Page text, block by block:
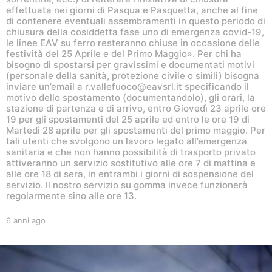
effettuata nei giorni di Pasqua e Pasquetta, anche al fine
di contenere eventuali assembramenti in questo periodo di
chiusura della cosiddetta fase uno di emergenza covid-19,
le linee EAV su ferro resteranno chiuse in occasione delle
festività del 25 Aprile e del Primo Maggio». Per chi ha
bisogno di spostarsi per gravissimi e documentati motivi
(personale della sanità, protezione civile o simili) bisogna
inviare un’email a r.vallefuoco@eavsrl.it specificando il
motivo dello spostamento (documentandolo), gli orari, la
stazione di partenza e di arrivo, entro Giovedì 23 aprile ore
19 per gli spostamenti del 25 aprile ed entro le ore 19 di
Martedì 28 aprile per gli spostamenti del primo maggio. Per
tali utenti che svolgono un lavoro legato all’emergenza
sanitaria e che non hanno possibilità di trasporto privato
attiveranno un servizio sostitutivo alle ore 7 di mattina e
alle ore 18 di sera, in entrambi i giorni di sospensione del
servizio. Il nostro servizio su gomma invece funzionerà
regolarmente sino alle ore 13.
6 anni ago
n